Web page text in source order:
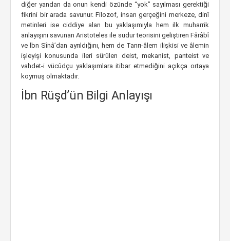
diğer yandan da onun kendi özünde “yok” sayılması gerektiği
fikrini bir arada savunur. Filozof, insan gerçeğini merkeze, dinî
metinleri ise ciddiye alan bu yaklaşımıyla hem ilk muharrik
anlayışını savunan Aristoteles ile sudur teorisini geliştiren Fârâbî
ve İbn Sînâ’dan ayrıldığını, hem de Tanrı-âlem ilişkisi ve âlemin
işleyişi konusunda ileri sürülen deist, mekanist, panteist ve
vahdet-i vücûdçu yaklaşımlara itibar etmediğini açıkça ortaya
koymuş olmaktadır.
İbn Rüşd’ün Bilgi Anlayışı